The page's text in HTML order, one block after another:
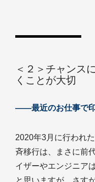
＜２＞チャンス
くことが大切
――最近のお仕事で印
2020年3月に行われ
斉移行は、まさに前
イザーやエンジニア